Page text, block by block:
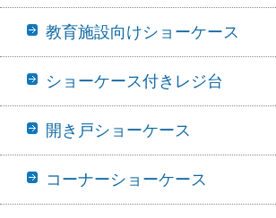
教育施設向けショーケース
ショーケース付きレジ台
開き戸ショーケース
コーナーショーケース